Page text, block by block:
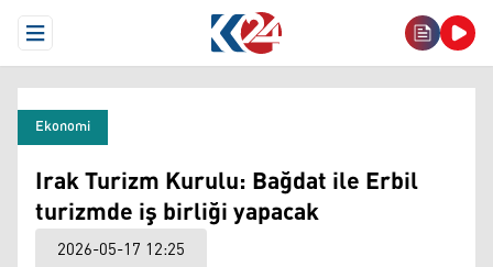
Open Menu
Ekonomi
Irak Turizm Kurulu: Bağdat ile Erbil
turizmde iş birliği yapacak
2026-05-17 12:25